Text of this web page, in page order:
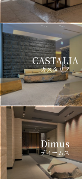
CASTALIA
カスタリア
Dimus
ディームス